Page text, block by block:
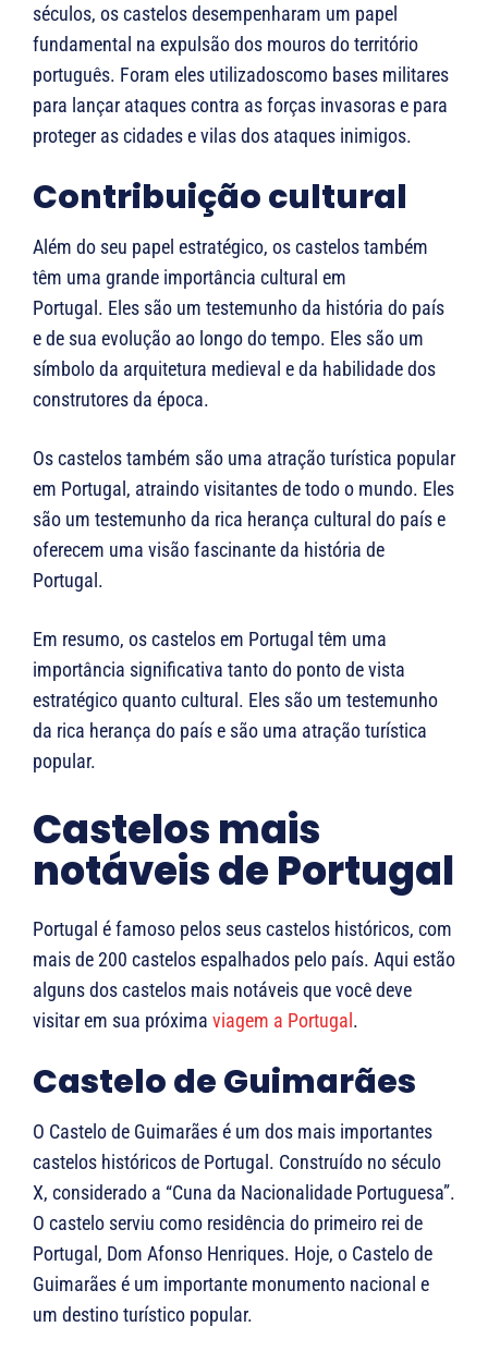
séculos, os castelos desempenharam um papel
fundamental na expulsão dos mouros do território
português. Foram eles utilizados​​como bases militares
para lançar ataques contra as forças invasoras e para
proteger as cidades e vilas dos ataques inimigos.
Contribuição cultural
Além do seu papel estratégico, os castelos também
têm uma grande importância cultural em
Portugal. Eles são um testemunho da história do país
e de sua evolução ao longo do tempo. Eles são um
símbolo da arquitetura medieval e da habilidade dos
construtores da época.
Os castelos também são uma atração turística popular
em Portugal, atraindo visitantes de todo o mundo. Eles
são um testemunho da rica herança cultural do país e
oferecem uma visão fascinante da história de
Portugal.
Em resumo, os castelos em Portugal têm uma
importância significativa tanto do ponto de vista
estratégico quanto cultural. Eles são um testemunho
da rica herança do país e são uma atração turística
popular.
Castelos mais
notáveis ​​de Portugal
Portugal é famoso pelos seus castelos históricos, com
mais de 200 castelos espalhados pelo país. Aqui estão
alguns dos castelos mais notáveis ​​que você deve
visitar em sua próxima viagem a Portugal.
Castelo de Guimarães
O Castelo de Guimarães é um dos mais importantes
castelos históricos de Portugal. Construído no século
X, considerado a “Cuna da Nacionalidade Portuguesa”.
O castelo serviu como residência do primeiro rei de
Portugal, Dom Afonso Henriques. Hoje, o Castelo de
Guimarães é um importante monumento nacional e
um destino turístico popular.